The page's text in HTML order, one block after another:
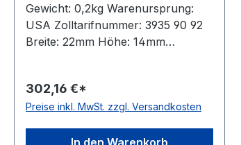
Gewicht: 0,2kg Warenursprung:
USA Zolltarifnummer: 3935 90 92
Breite: 22mm Höhe: 14mm
Drives Ausführung: ohne
Metallnieten antistatisch: nein
Gewebeeinlagen Farbe: rot
302,16 €*
Preise inkl. MwSt. zzgl. Versandkosten
In den Warenkorb